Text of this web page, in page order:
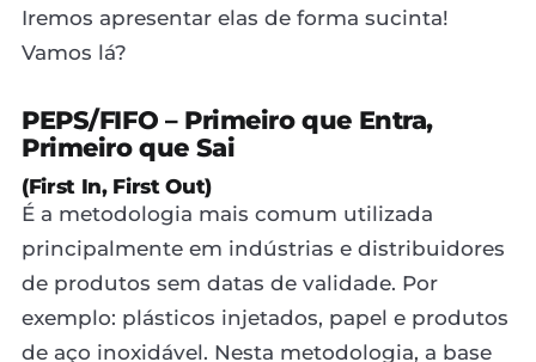
Iremos apresentar elas de forma sucinta!
Vamos lá?
PEPS/FIFO – Primeiro que Entra,
Primeiro que Sai
(First In, First Out)
É a metodologia mais comum utilizada
principalmente em indústrias e distribuidores
de produtos sem datas de validade. Por
exemplo: plásticos injetados, papel e produtos
de aço inoxidável. Nesta metodologia, a base